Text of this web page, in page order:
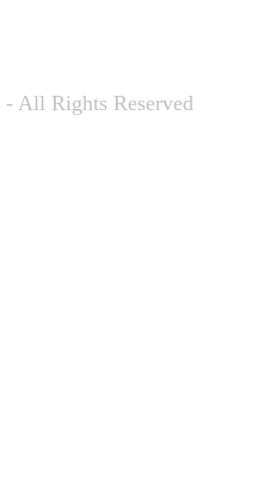
- All Rights Reserved